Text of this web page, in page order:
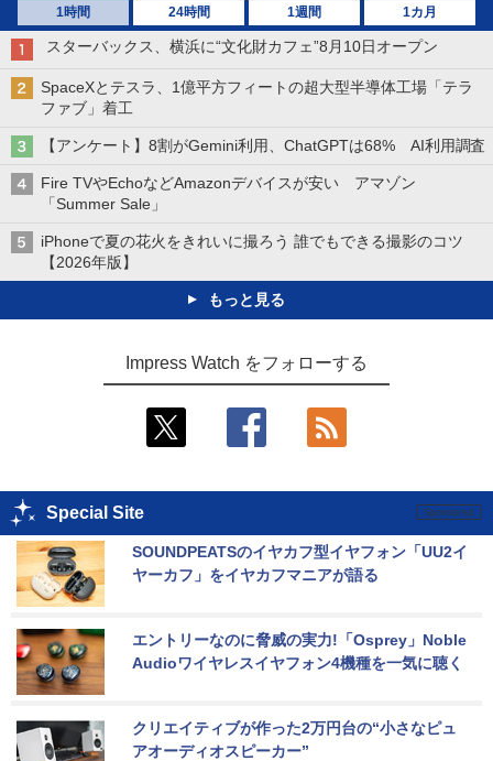
1時間 24時間 1週間 1カ月
スターバックス、横浜に“文化財カフェ”8月10日オープン
SpaceXとテスラ、1億平方フィートの超大型半導体工場「テラ
ファブ」着工
【アンケート】8割がGemini利用、ChatGPTは68% AI利用調査
Fire TVやEchoなどAmazonデバイスが安い アマゾン
「Summer Sale」
iPhoneで夏の花火をきれいに撮ろう 誰でもできる撮影のコツ
【2026年版】
もっと見る
Impress Watch をフォローする
Special Site
SOUNDPEATSのイヤカフ型イヤフォン「UU2イ
ヤーカフ」をイヤカフマニアが語る
エントリーなのに脅威の実力!「Osprey」Noble
Audioワイヤレスイヤフォン4機種を一気に聴く
クリエイティブが作った2万円台の“小さなピュ
アオーディオスピーカー”